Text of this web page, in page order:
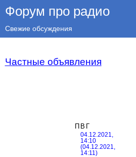
Форум про радио
Свежие обсуждения
Частные объявления
ПВГ
04.12.2021,
14:10
(04.12.2021,
14:11)